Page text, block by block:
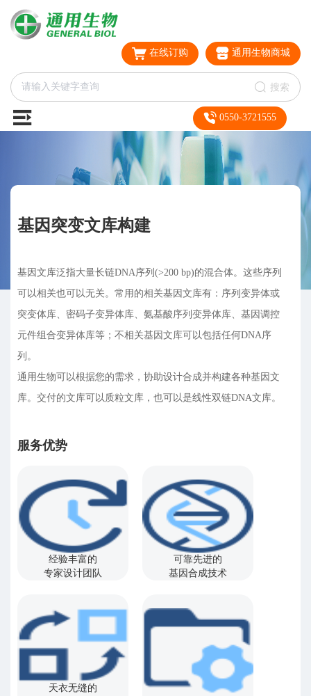
在线订购 通用生物商城
搜索
0550-3721555
基因突变文库构建
基因文库泛指大量长链DNA序列(>200 bp)的混合体。这些序列
可以相关也可以无关。常用的相关基因文库有：序列变异体或
突变体库、密码子变异体库、氨基酸序列变异体库、基因调控
元件组合变异体库等；不相关基因文库可以包括任何DNA序
列。
通用生物可以根据您的需求，协助设计合成并构建各种基因文
库。交付的文库可以质粒文库，也可以是线性双链DNA文库。
服务优势
经验丰富的
专家设计团队
可靠先进的
基因合成技术
天衣无缝的